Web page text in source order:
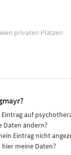
privaten Plätzen
Eintrag auf
Daten ändern?
Eintrag nicht
meine Daten?